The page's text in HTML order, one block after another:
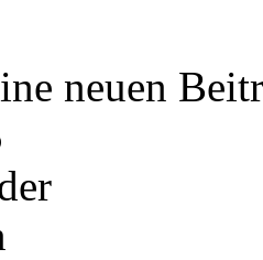
neuen